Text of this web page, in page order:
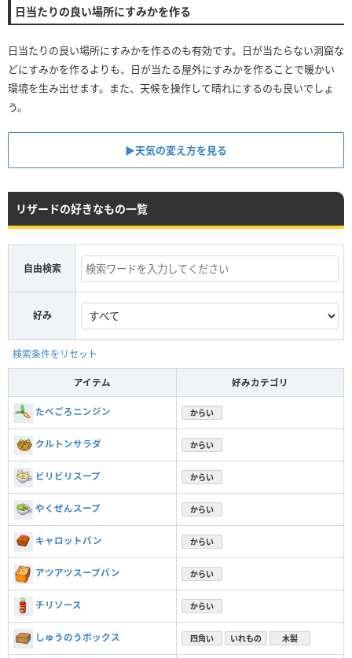
日当たりの良い場所にすみかを作る
日当たりの良い場所にすみかを作るのも有効です。日が当たらない洞窟な
どにすみかを作るよりも、日が当たる屋外にすみかを作ることで暖かい
環境を生み出せます。また、天候を操作して晴れにするのも良いでしょ
う。
▶︎天気の変え方を見る
リザードの好きなもの一覧
自由検索
好み
検索条件をリセット
アイテム 好みカテゴリ
たべごろニンジン からい
クルトンサラダ からい
ビリビリスープ からい
やくぜんスープ からい
キャロットパン からい
アツアツスープパン からい
チリソース からい
しゅうのうボックス 四角い いれもの 木製